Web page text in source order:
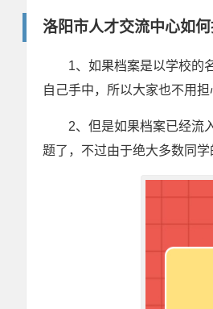
洛阳市人才交流中心如何
1、如果档案是以学校的
自己手中，所以大家也不用担
2、但是如果档案已经流
题了，不过由于绝大多数同